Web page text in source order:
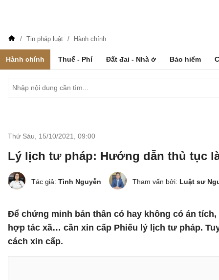
Tin pháp luật Hành chính
Hành chính Thuế - Phí Đất đai - Nhà ở Bảo hiểm
Thứ Sáu, 15/10/2021 09:00
Lý lịch tư pháp: Hướng dẫn thủ tục
Tác giả: Tình Nguyễn Tham vấn bởi: Luật sư
Để chứng minh bản thân có hay không có án
hợp tác xã… cần xin cấp Phiếu lý lịch tư pháp.
cách xin cấp.